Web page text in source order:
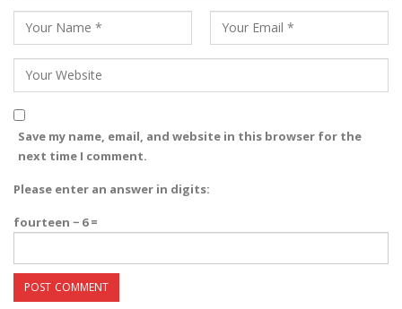
Save my name, email, and website in this browser for the
next time I comment.
Please enter an answer in digits:
fourteen − 6 =